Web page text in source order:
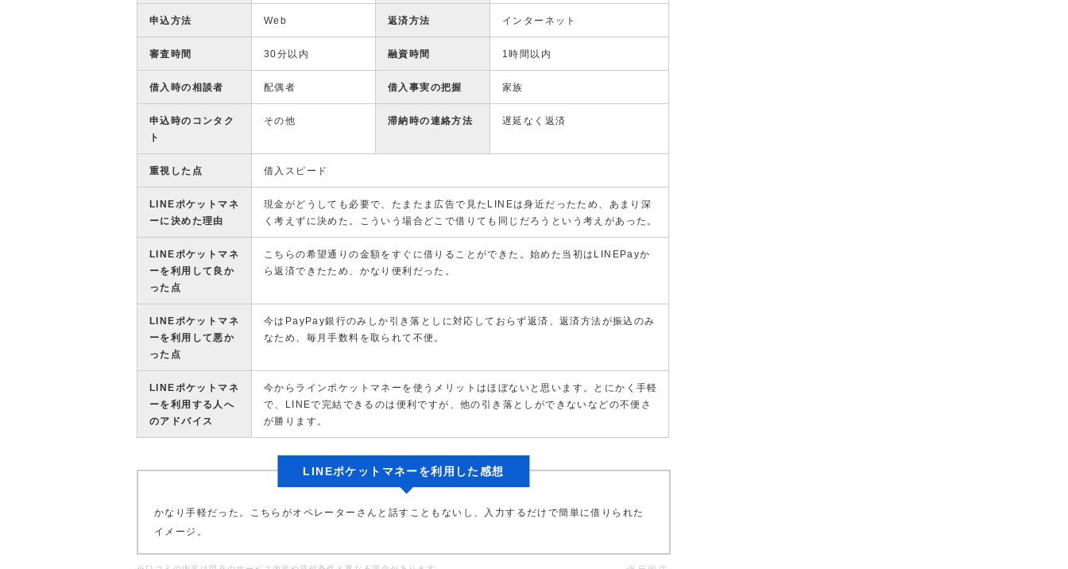
申込方法 Web 返済方法 インターネット
審査時間 30分以内 融資時間 1時間以内
借入時の相談者 配偶者 借入事実の把握 家族
申込時のコンタク
ト
その他 滞納時の連絡方法 遅延なく返済
重視した点 借入スピード
LINEポケットマネ
ーに決めた理由
現金がどうしても必要で、たまたま広告で見たLINEは身近だったため、あまり深
く考えずに決めた。こういう場合どこで借りても同じだろうという考えがあった。
LINEポケットマネ
ーを利用して良か
った点
こちらの希望通りの金額をすぐに借りることができた。始めた当初はLINEPayか
ら返済できたため、かなり便利だった。
LINEポケットマネ
ーを利用して悪か
った点
今はPayPay銀行のみしか引き落としに対応しておらず返済、返済方法が振込のみ
なため、毎月手数料を取られて不便。
LINEポケットマネ
ーを利用する人へ
のアドバイス
今からラインポケットマネーを使うメリットはほぼないと思います。とにかく手軽
で、LINEで完結できるのは便利ですが、他の引き落としができないなどの不便さ
が勝ります。
LINEポケットマネーを利用した感想
かなり手軽だった。こちらがオペレーターさんと話すこともないし、入力するだけで簡単に借りられた
イメージ。